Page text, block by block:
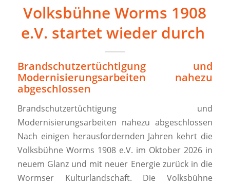
Volksbühne Worms 1908
e.V. startet wieder durch
Brandschutzertüchtigung und
Modernisierungsarbeiten nahezu
abgeschlossen
Brandschutzertüchtigung und
Modernisierungsarbeiten nahezu abgeschlossen
Nach einigen herausfordernden Jahren kehrt die
Volksbühne Worms 1908 e.V. im Oktober 2026 in
neuem Glanz und mit neuer Energie zurück in die
Wormser Kulturlandschaft. Die Volksbühne